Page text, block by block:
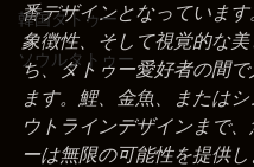
韓国タトゥー
ソウルタトゥー
番デザインとなっています
象徴性、そして視覚的な
ち、タトゥー愛好者の間
ます。鯉、金魚、または
ウトラインデザインまで
ーは無限の可能性を提供し